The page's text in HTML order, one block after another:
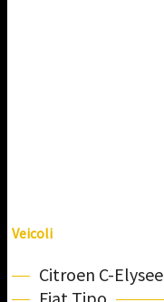
Veicoli
Citroen C-Elysee